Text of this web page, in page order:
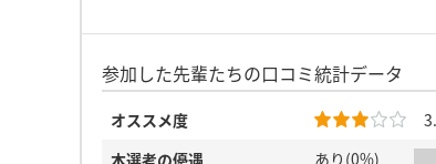
Vote
投票する
参加した先輩たちの口コミ統計データ
オススメ度
本選考の優遇
あり(0%)